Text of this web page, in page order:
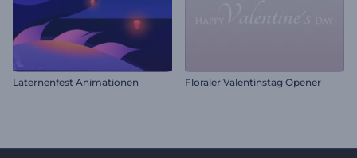
Laternenfest Animationen Floraler Valentinstag Opener